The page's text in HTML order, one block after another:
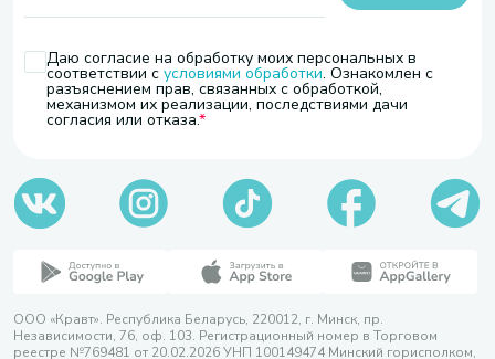
Даю согласие на обработку моих персональных в
соответствии с условиями обработки. Ознакомлен с
разъяснением прав, связанных с обработкой,
механизмом их реализации, последствиями дачи
согласия или отказа.
ООО «Кравт». Республика Беларусь, 220012, г. Минск, пр.
Независимости, 76, оф. 103. Регистрационный номер в Торговом
реестре №769481 от 20.02.2026 УНП 100149474 Минский горисполком,